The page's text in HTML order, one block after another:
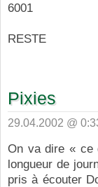
6001
RESTE
Pixies
29.04.2002 @
On va dire « ce
longueur de
pris à écouter